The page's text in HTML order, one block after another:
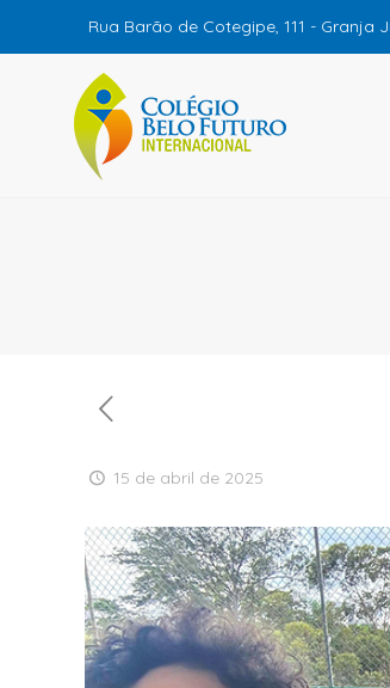
Rua Barão de Cotegipe, 111 - Granja
15 de abril de 2025